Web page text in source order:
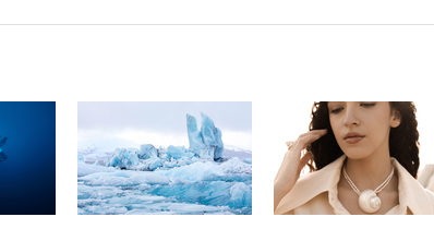
вчера, 21:00На границе
«Интервидение» точно
пройдет в 2026 году
вчера, 20:45ПВО за день
сбила еще 75 украинских
беспилотников над Россией